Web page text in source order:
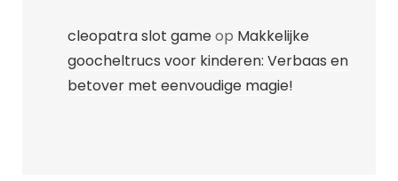
cleopatra slot gameop Makkelijke
goocheltrucs voor kinderen: Verbaas en
betover met eenvoudige magie!